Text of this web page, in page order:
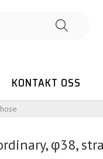
KONTAKT OSS
φ38,